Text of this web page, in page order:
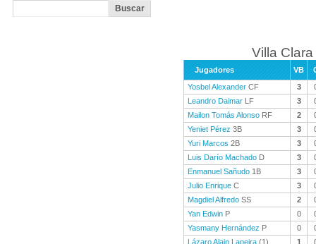
Villa
Jugadores VB
Yosbel Alexander CF 3
Leandro Daimar LF 3
Mailon Tomás Alonso RF 2
Yeniet Pérez 3B 3
Yuri Marcos 2B 3
Luis Darío Machado D 3
Enmanuel Sañudo 1B 3
Julio Enrique C 3
Magdiel Alfredo SS 2
Yan Edwin P 0
Yasmany Hernández P 0
Lázaro Alain Lapeira (1) 1